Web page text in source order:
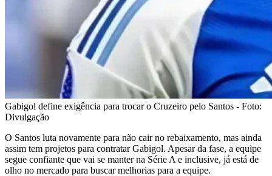
Gabigol define exigência para trocar o Cruzeiro pelo Santos - Foto:
Divulgação
O Santos luta novamente para não cair no rebaixamento, mas ainda
assim tem projetos para contratar Gabigol. Apesar da fase, a equipe
segue confiante que vai se manter na Série A e inclusive, já está de
olho no mercado para buscar melhorias para a equipe.